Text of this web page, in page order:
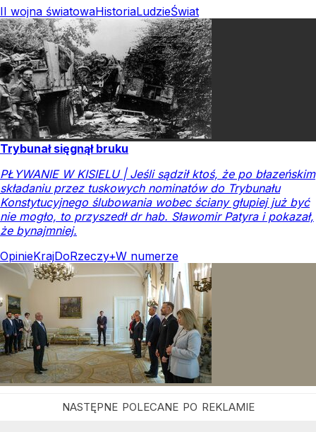
II wojna światowaHistoriaLudzieŚwiat
Trybunał sięgnął bruku
PŁYWANIE W KISIELU | Jeśli sądził ktoś, że po błazeńskim
składaniu przez tuskowych nominatów do Trybunału
Konstytucyjnego ślubowania wobec ściany głupiej już być
nie mogło, to przyszedł dr hab. Sławomir Patyra i pokazał,
że bynajmniej.
OpinieKrajDoRzeczy+W numerze